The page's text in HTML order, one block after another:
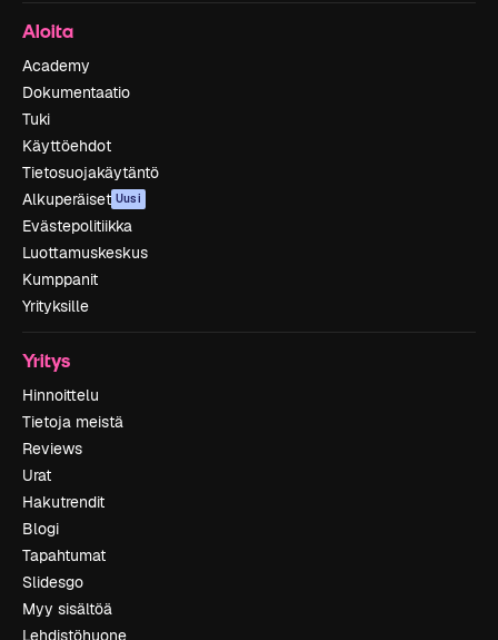
Aloita
Academy
Dokumentaatio
Tuki
Käyttöehdot
Tietosuojakäytäntö
Alkuperäiset Uusi
Evästepolitiikka
Luottamuskeskus
Kumppanit
Yrityksille
Yritys
Hinnoittelu
Tietoja meistä
Reviews
Urat
Hakutrendit
Blogi
Tapahtumat
Slidesgo
Myy sisältöä
Lehdistöhuone